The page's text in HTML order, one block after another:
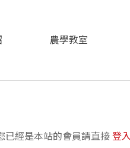
農學教室
已經是本站的會員請直接登